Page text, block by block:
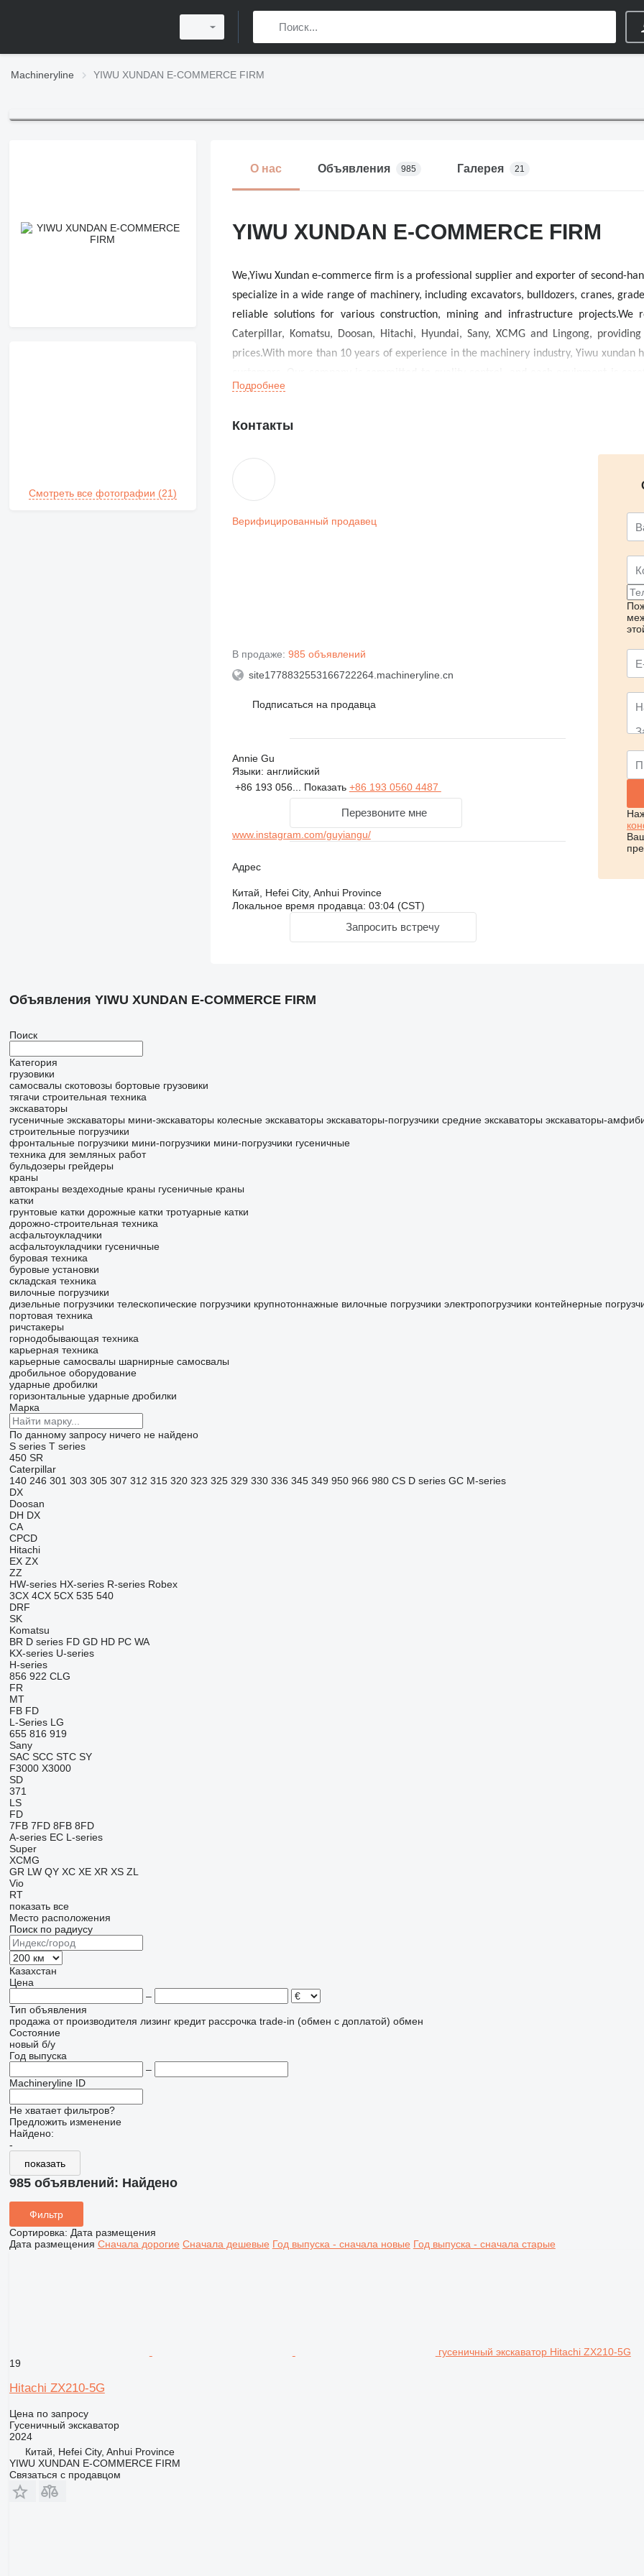
Machineryline YIWU XUNDAN E-COMMERCE FIRM
Смотреть все фотографии (21)
О нас Объявления 985 Галерея 21
YIWU XUNDAN E-COMMERCE FIRM
We,Yiwu Xundan e-commerce firm is a professional supplier and exporter of second-
specialize in a wide range of machinery, including excavators, bulldozers, cranes,
reliable solutions for various construction, mining and infrastructure projects.We
Caterpillar, Komatsu, Doosan, Hitachi, Hyundai, Sany, XCMG and Lingong,
prices.With more than 10 years of experience in the machinery industry, Yiwu
before shipment to ensure its reliable performance.We offer:A full range of tested
South America and EuropeCustomized services, including inspection videos,
right equipment and services.We sincerely invite you to explore future cooperation with
Подробнее
Контакты
Верифицированный продавец
В продаже: 985 объявлений
site1778832553166722264.machineryline.cn
Подписаться на продавца
Annie Gu
Языки: английский
+86 193 056... Показать +86 193 0560 4487
Перезвоните мне
www.instagram.com/guyiangu/
Адрес
Китай, Hefei City, Anhui Province
Локальное время продавца: 03:04 (CST)
Запросить встречу
Объявления YIWU XUNDAN E-COMMERCE FIRM
Поиск
Категория
грузовики
самосвалы скотовозы бортовые грузовики
тягачи строительная техника
экскаваторы
гусеничные экскаваторы мини-экскаваторы колесные экскаваторы экскаваторы-погрузчики средние экскаваторы экскаваторы-
строительные погрузчики
фронтальные погрузчики мини-погрузчики мини-погрузчики гусеничные
техника для земляных работ
бульдозеры грейдеры
краны
автокраны вездеходные краны гусеничные краны
катки
грунтовые катки дорожные катки тротуарные катки
дорожно-строительная техника
асфальтоукладчики
асфальтоукладчики гусеничные
буровая техника
буровые установки
складская техника
вилочные погрузчики
дизельные погрузчики телескопические погрузчики крупнотоннажные вилочные погрузчики электропогрузчики контейнерные
портовая техника
ричстакеры
горнодобывающая техника
карьерная техника
карьерные самосвалы шарнирные самосвалы
дробильное оборудование
ударные дробилки
горизонтальные ударные дробилки
Марка
По данному запросу ничего не найдено
S series T series
450 SR
Caterpillar
140 246 301 303 305 307 312 315 320 323 325 329 330 336 345 349 950 966 980 CS D series GC M-series
DX
Doosan
DH DX
CA
CPCD
Hitachi
EX ZX
ZZ
HW-series HX-series R-series Robex
3CX 4CX 5CX 535 540
DRF
SK
Komatsu
BR D series FD GD HD PC WA
KX-series U-series
H-series
856 922 CLG
FR
MT
FB FD
L-Series LG
655 816 919
Sany
SAC SCC STC SY
F3000 X3000
SD
371
LS
FD
7FB 7FD 8FB 8FD
A-series EC L-series
Super
XCMG
GR LW QY XC XE XR XS ZL
Vio
RT
показать все
Место расположения
Поиск по радиусу
Казахстан
Цена
–
Тип объявления
продажа от производителя лизинг кредит рассрочка trade-in (обмен с доплатой) обмен
Состояние
новый б/у
Год выпуска
–
Machineryline ID
Не хватает фильтров?
Предложить изменение
Найдено:
-
показать
985 объявлений: Найдено
Фильтр
Сортировка: Дата размещения
Дата размещения Сначала дорогие Сначала дешевые Год выпуска - сначала новые Год выпуска - сначала старые
гусеничный экскаватор Hitachi ZX210-5G
19
Hitachi ZX210-5G
Цена по запросу
Гусеничный экскаватор
2024
Китай, Hefei City, Anhui Province
YIWU XUNDAN E-COMMERCE FIRM
Связаться с продавцом